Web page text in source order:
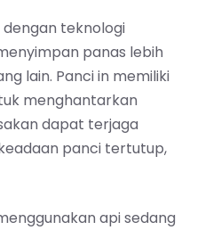
teknologi
panas lebih
lain. Panci in memiliki
menghantarkan
dapat terjaga
panci tertutup,
api sedang